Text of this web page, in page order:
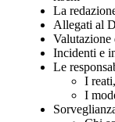
La
Allegati al
Incidenti e
Le
I
I